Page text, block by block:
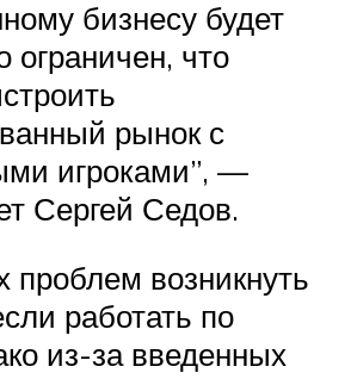
бизнесу будет
ограничен, что
рынок с
игроками”, —
Сергей Седов.
проблем возникнуть
работать по
из-за введенных